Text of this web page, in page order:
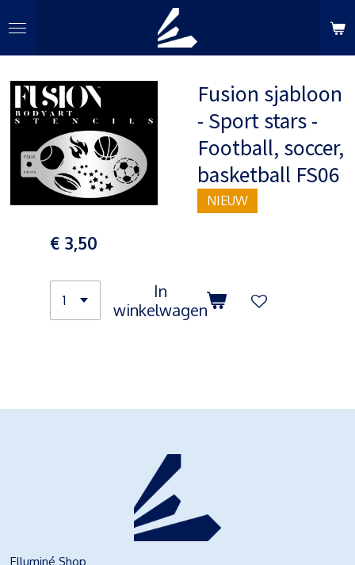
direct
naar
hoofdinhoud
Fusion sjabloon
- Sport stars -
Football, soccer,
basketball FS06
NIEUW
€ 3,50
In
winkelwagen
Elluminé Shop